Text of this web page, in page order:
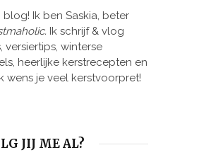
Ik ben Saskia, beter
Ik schrijf & vlog
versiertips, winterse
heerlijke kerstrecepten en
wens je veel kerstvoorpret!
JIJ ME AL?